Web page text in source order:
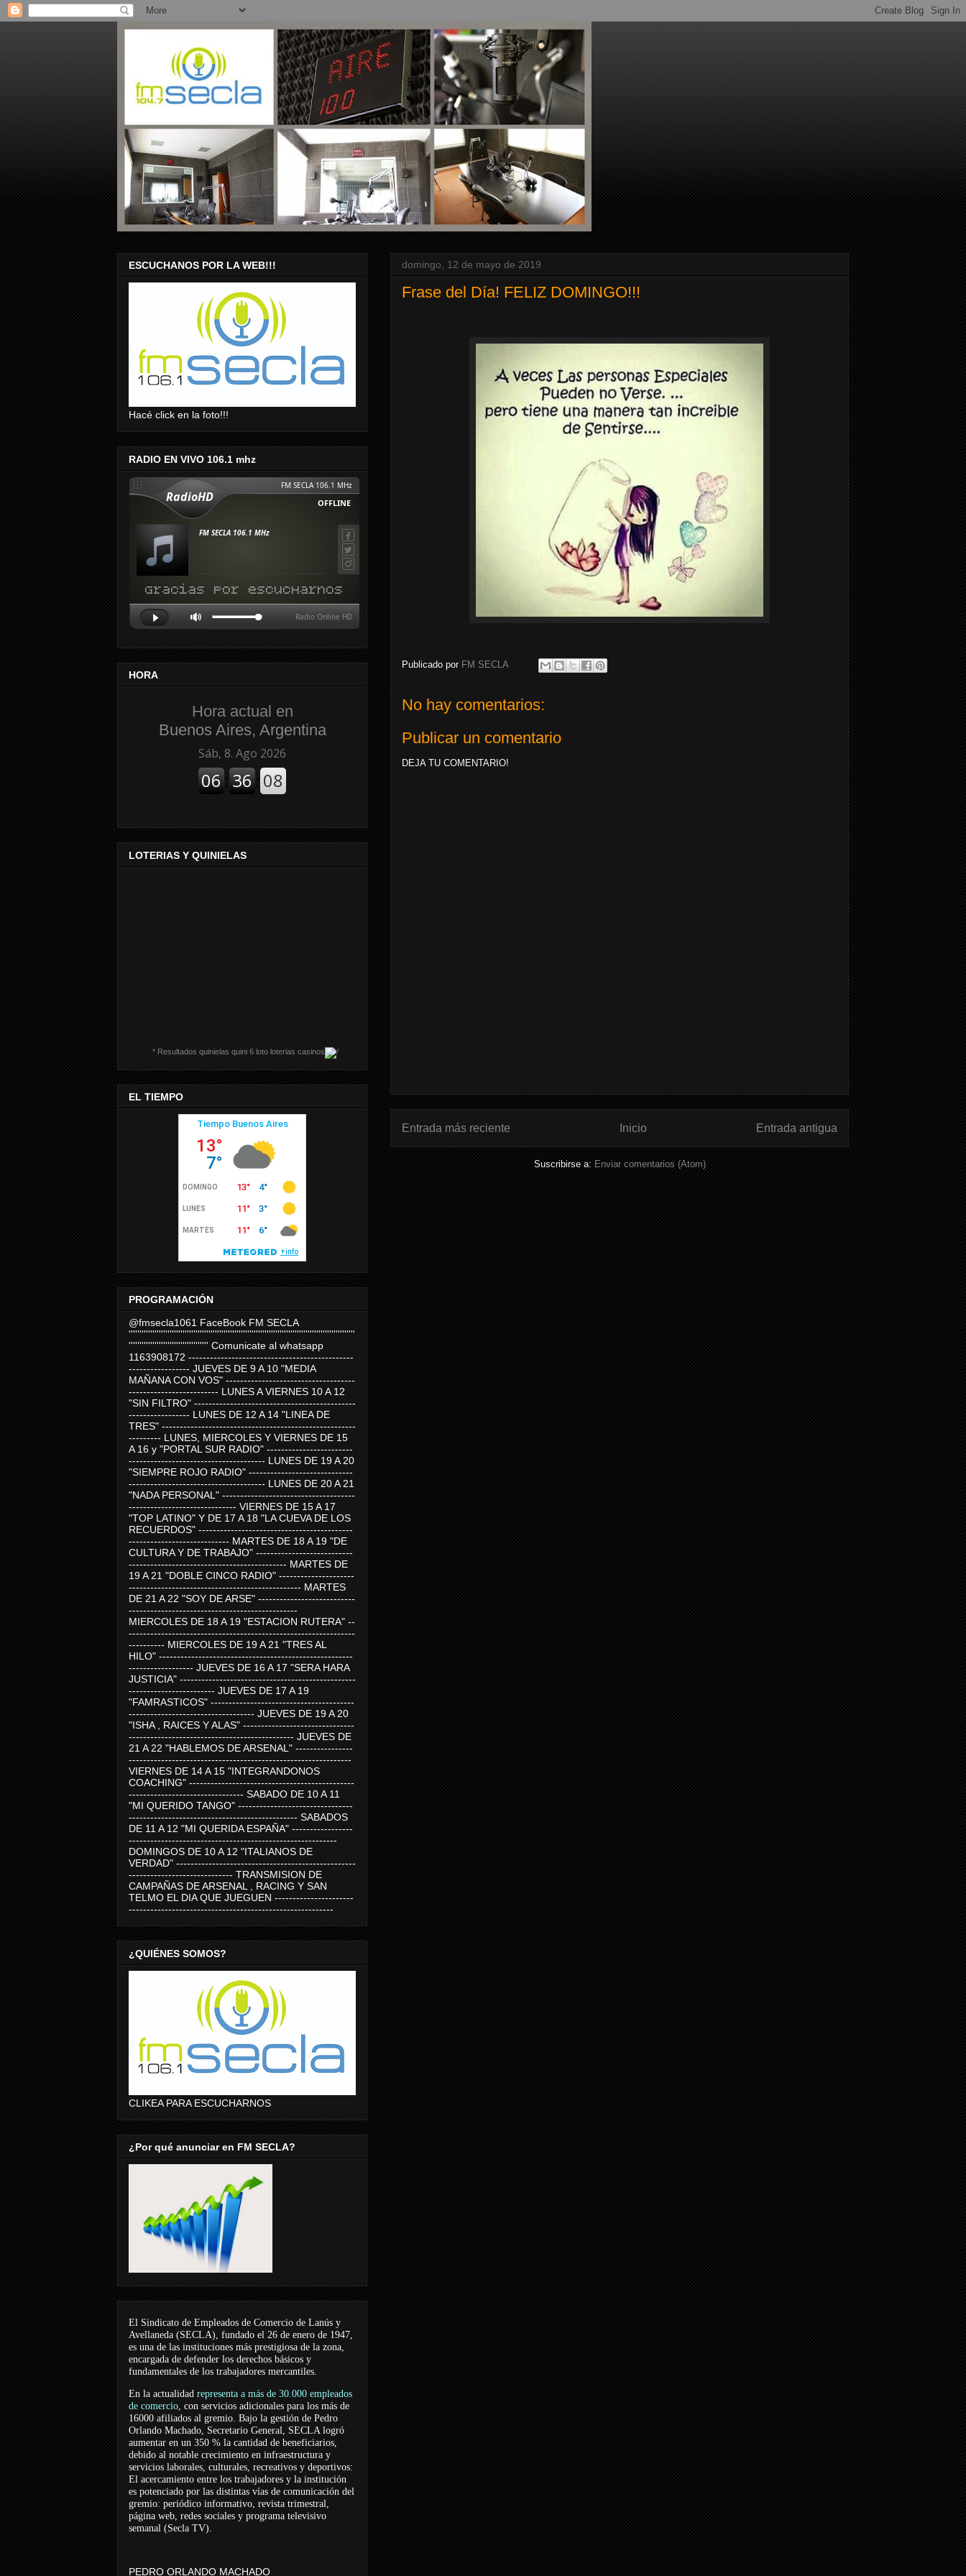
domingo, 12 de mayo de 2019
Frase del Día! FELIZ DOMINGO!!!
Publicado por FM SECLA
No hay comentarios:
Publicar un comentario
DEJA TU COMENTARIO!
Entrada más reciente Entrada antigua
Inicio
Suscribirse a: Enviar comentarios (Atom)
ESCUCHANOS POR LA WEB!!!
Hacé click en la foto!!!
RADIO EN VIVO 106.1 mhz
HORA
Hora actual en
Buenos Aires, Argentina
LOTERIAS Y QUINIELAS
* Resultados quinielas quini 6 loto loterias casinos
EL TIEMPO
PROGRAMACIÓN
@fmsecla1061 FaceBook FM SECLA
'''''''''''''''''''''''''''''''''''''''''''''''''''''''''''''''''''''''''''''''''''''''''''''''''''''''''
''''''''''''''''''''''''''''''''''''' Comunicate al whatsapp
1163908172 ----------------------------------------------
----------------- JUEVES DE 9 A 10 "MEDIA
MAÑANA CON VOS" ------------------------------------
------------------------- LUNES A VIERNES 10 A 12
"SIN FILTRO" ---------------------------------------------
----------------- LUNES DE 12 A 14 "LINEA DE
TRES" ------------------------------------------------------
--------- LUNES, MIERCOLES Y VIERNES DE 15
A 16 y "PORTAL SUR RADIO" ------------------------
-------------------------------------- LUNES DE 19 A 20
"SIEMPRE ROJO RADIO" -----------------------------
-------------------------------------- LUNES DE 20 A 21
"NADA PERSONAL" -------------------------------------
------------------------------ VIERNES DE 15 A 17
"TOP LATINO" Y DE 17 A 18 "LA CUEVA DE LOS
RECUERDOS" -------------------------------------------
---------------------------- MARTES DE 18 A 19 "DE
CULTURA Y DE TRABAJO" ---------------------------
-------------------------------------------- MARTES DE
19 A 21 "DOBLE CINCO RADIO" ---------------------
------------------------------------------------ MARTES
DE 21 A 22 "SOY DE ARSE" ---------------------------
-----------------------------------------------
MIERCOLES DE 18 A 19 "ESTACION RUTERA" --
---------------------------------------------------------------
---------- MIERCOLES DE 19 A 21 "TRES AL
HILO" ------------------------------------------------------
------------------ JUEVES DE 16 A 17 "SERA HARA
JUSTICIA" -------------------------------------------------
------------------------ JUEVES DE 17 A 19
"FAMRASTICOS" ----------------------------------------
----------------------------------- JUEVES DE 19 A 20
"ISHA , RAICES Y ALAS" -------------------------------
---------------------------------------------- JUEVES DE
21 A 22 "HABLEMOS DE ARSENAL" ----------------
--------------------------------------------------------------
VIERNES DE 14 A 15 "INTEGRANDONOS
COACHING" ----------------------------------------------
-------------------------------- SABADO DE 10 A 11
"MI QUERIDO TANGO" --------------------------------
----------------------------------------------- SABADOS
DE 11 A 12 "MI QUERIDA ESPAÑA" -----------------
----------------------------------------------------------
DOMINGOS DE 10 A 12 "ITALIANOS DE
VERDAD" --------------------------------------------------
----------------------------- TRANSMISION DE
CAMPAÑAS DE ARSENAL , RACING Y SAN
TELMO EL DIA QUE JUEGUEN ----------------------
---------------------------------------------------------
¿QUIÉNES SOMOS?
CLIKEA PARA ESCUCHARNOS
¿Por qué anunciar en FM SECLA?
El Sindicato de Empleados de Comercio de Lanús y
Avellaneda (SECLA), fundado el 26 de enero de 1947,
es una de las instituciones más prestigiosa de la zona,
encargada de defender los derechos básicos y
fundamentales de los trabajadores mercantiles.
En la actualidad representa a más de 30.000 empleados
de comercio, con servicios adicionales para los más de
16000 afiliados al gremio. Bajo la gestión de Pedro
Orlando Machado, Secretario General, SECLA logró
aumentar en un 350 % la cantidad de beneficiarios,
debido al notable crecimiento en infraestructura y
servicios laborales, culturales, recreativos y deportivos:
El acercamiento entre los trabajadores y la institución
es potenciado por las distintas vías de comunicación del
gremio: periódico informativo, revista trimestral,
página web, redes sociales y programa televisivo
semanal (Secla TV).
PEDRO ORLANDO MACHADO